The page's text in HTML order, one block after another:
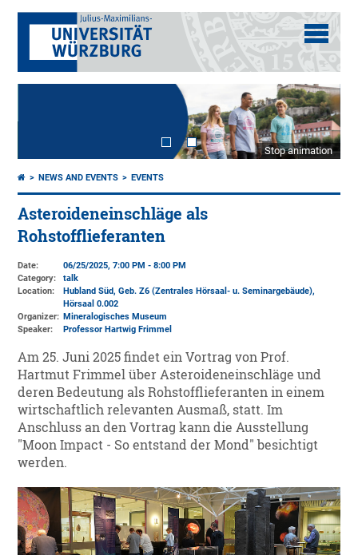
Stop animation
NEWS AND EVENTS EVENTS
Asteroideneinschläge als
Rohstofflieferanten
Date:
06/25/2025, 7:00 PM - 8:00 PM
Category:
talk
Location:
Hubland Süd, Geb. Z6 (Zentrales Hörsaal- u. Seminargebäude),
Hörsaal 0.002
Organizer: Mineralogisches Museum
Speaker:
Professor Hartwig Frimmel
Am 25. Juni 2025 findet ein Vortrag von Prof.
Hartmut Frimmel über Asteroideneinschläge und
deren Bedeutung als Rohstofflieferanten in einem
wirtschaftlich relevanten Ausmaß, statt. Im
Anschluss an den Vortrag kann die Ausstellung
"Moon Impact - So entstand der Mond" besichtigt
werden.